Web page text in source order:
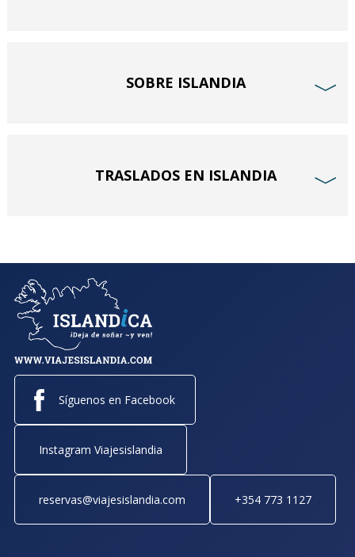
SOBRE ISLANDIA ﹀
TRASLADOS EN ISLANDIA ﹀
Síguenos en Facebook
Instagram Viajesislandia
reservas@viajesislandia.com +354 773 1127